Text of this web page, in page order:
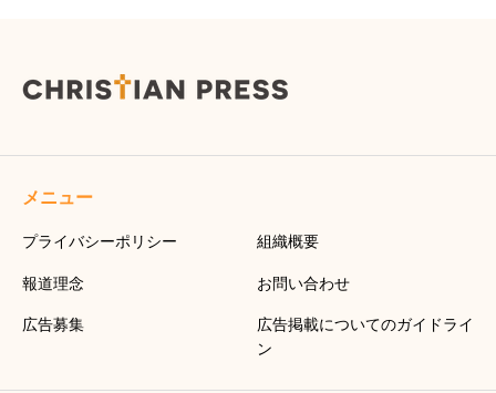
メニュー
プライバシーポリシー 組織概要
報道理念 お問い合わせ
広告募集
広告掲載についてのガイドライ
ン